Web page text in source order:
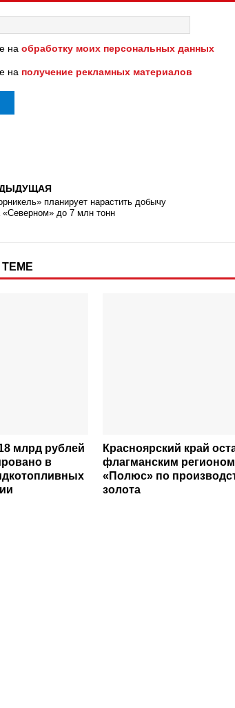
на обработку моих персональных данных
на получение рекламных материалов
планирует нарастить добычу
до 7 млн тонн
млрд рублей
в
Красноярский край
флагманским
«Полюс» по
золота